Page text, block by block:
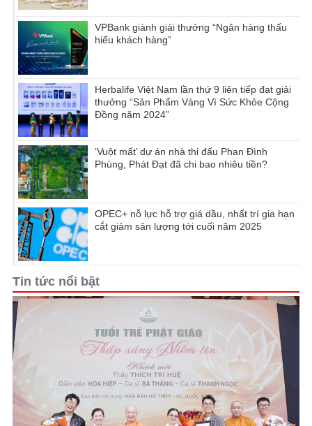
VPBank giành giải thưởng “Ngân hàng thấu
hiểu khách hàng”
Herbalife Việt Nam lần thứ 9 liên tiếp đạt giải
thưởng “Sản Phẩm Vàng Vì Sức Khỏe Cộng
Đồng năm 2024”
‘Vuột mất’ dự án nhà thi đấu Phan Đình
Phùng, Phát Đạt đã chi bao nhiêu tiền?
OPEC+ nỗ lực hỗ trợ giá dầu, nhất trí gia hạn
cắt giảm sản lượng tới cuối năm 2025
Tin tức nổi bật